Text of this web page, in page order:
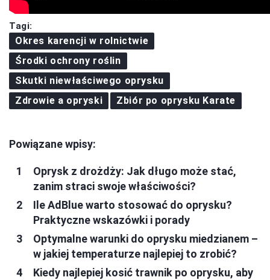
Tagi:
Okres karencji w rolnictwie
Środki ochrony roślin
Skutki niewłaściwego oprysku
Zdrowie a opryski
Zbiór po oprysku Karate
Powiązane wpisy:
Oprysk z drożdży: Jak długo może stać,
zanim straci swoje właściwości?
Ile AdBlue warto stosować do oprysku?
Praktyczne wskazówki i porady
Optymalne warunki do oprysku miedzianem –
w jakiej temperaturze najlepiej to zrobić?
Kiedy najlepiej kosić trawnik po oprysku, aby